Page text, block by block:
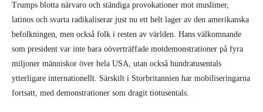
Trumps blotta närvaro och ständiga provokationer mot muslimer,
latinos och svarta radikaliserar just nu ett helt lager av den amerikanska
befolkningen, men också folk i resten av världen. Hans välkomnande
som president var inte bara oöverträffade motdemonstrationer på fyra
miljoner människor över hela USA, utan också hundratusentals
ytterligare internationellt. Särskilt i Storbritannien har mobiliseringarna
fortsatt, med demonstrationer som dragit tiotusentals.